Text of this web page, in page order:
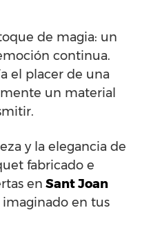
de magia: un
continua.
el placer de una
un material
y la elegancia de
fabricado e
en Sant Joan
en tus